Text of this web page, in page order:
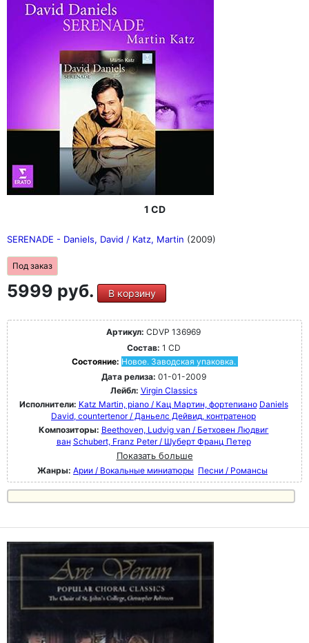
1 CD
SERENADE - Daniels, David / Katz, Martin (2009)
Под заказ
5999 руб. В корзину
Артикул: CDVP 136969
Состав: 1 CD
Состояние: Новое. Заводская упаковка.
Дата релиза: 01-01-2009
Лейбл: Virgin Classics
Исполнители: Katz Martin, piano / Кац Мартин, фортепиано Daniels
David, countertenor / Даньелс Дейвид, контратенор
Композиторы: Beethoven, Ludvig van / Бетховен Людвиг
ван Schubert, Franz Peter / Шуберт Франц Петер
Показать больше
Жанры: Арии / Вокальные миниатюры Песни / Романсы